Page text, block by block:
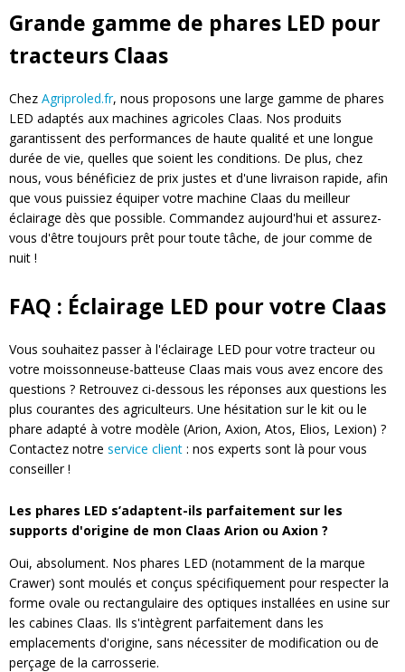
Grande gamme de phares LED pour
tracteurs Claas
Chez Agriproled.fr, nous proposons une large gamme de phares
LED adaptés aux machines agricoles Claas. Nos produits
garantissent des performances de haute qualité et une longue
durée de vie, quelles que soient les conditions. De plus, chez
nous, vous bénéficiez de prix justes et d'une livraison rapide, afin
que vous puissiez équiper votre machine Claas du meilleur
éclairage dès que possible. Commandez aujourd'hui et assurez-
vous d'être toujours prêt pour toute tâche, de jour comme de
nuit !
FAQ : Éclairage LED pour votre Claas
Vous souhaitez passer à l'éclairage LED pour votre tracteur ou
votre moissonneuse-batteuse Claas mais vous avez encore des
questions ? Retrouvez ci-dessous les réponses aux questions les
plus courantes des agriculteurs. Une hésitation sur le kit ou le
phare adapté à votre modèle (Arion, Axion, Atos, Elios, Lexion) ?
Contactez notre service client : nos experts sont là pour vous
conseiller !
Les phares LED s’adaptent-ils parfaitement sur les
supports d'origine de mon Claas Arion ou Axion ?
Oui, absolument. Nos phares LED (notamment de la marque
Crawer) sont moulés et conçus spécifiquement pour respecter la
forme ovale ou rectangulaire des optiques installées en usine sur
les cabines Claas. Ils s'intègrent parfaitement dans les
emplacements d'origine, sans nécessiter de modification ou de
perçage de la carrosserie.